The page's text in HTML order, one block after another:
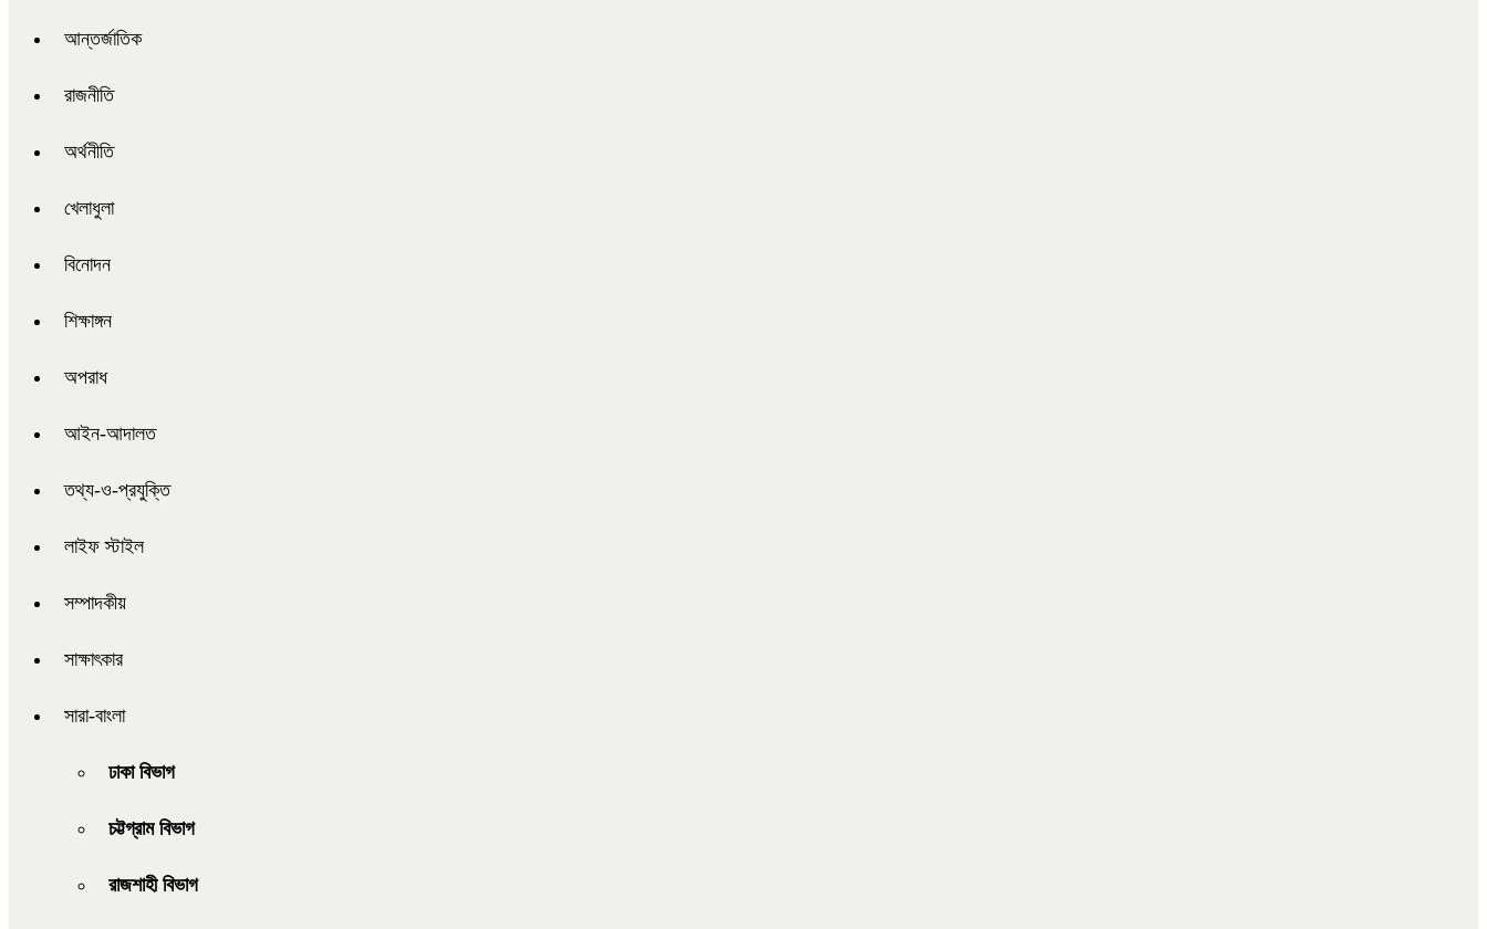
আন্তর্জাতিক
রাজনীতি
অর্থনীতি
খেলাধুলা
বিনোদন
শিক্ষাঙ্গন
অপরাধ
আইন-আদালত
তথ্য-ও-প্রযুক্তি
লাইফ স্টাইল
সম্পাদকীয়
সাক্ষাৎকার
সারা-বাংলা
ঢাকা বিভাগ
চট্টগ্রাম বিভাগ
রাজশাহী বিভাগ